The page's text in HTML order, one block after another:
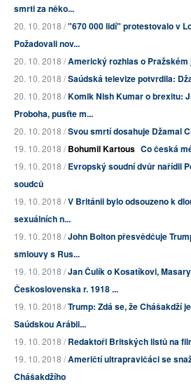
smrti za něko...
20. 10. 2018 /"670 000 lidí" protestovalo v
Požadovali nov...
20. 10. 2018 /Americký rozhlas o Pražském
20. 10. 2018 /Saúdská televize potvrdila:
20. 10. 2018 /Komik Nish Kumar o brexitu:
Proboha, pusťte m...
20. 10. 2018 /Svou smrtí dosahuje Džamal
19. 10. 2018 /Bohumil Kartous Co česká
19. 10. 2018 /Evropský soudní dvůr nařídil
soudců
19. 10. 2018 /V Británii bylo odsouzeno k
sexuálních n...
19. 10. 2018 /John Bolton přesvědčuje
smlouvy s Rus...
19. 10. 2018 /Jan Čulík o Kosatíkovi,
Československa r. 1918 ...
19. 10. 2018 /Trump: Zdá se, že Chášakdží
Saúdskou Arábii...
19. 10. 2018 /Redaktoři Britských listů na
19. 10. 2018 /Američtí ultrapravičáci se
Chášakdžího